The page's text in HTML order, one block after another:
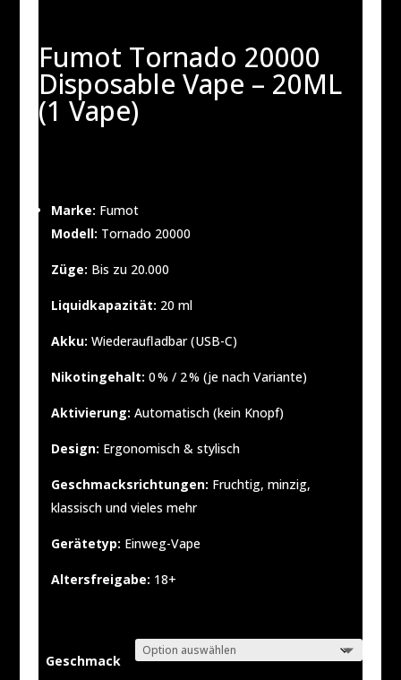
Fumot Tornado 20000
Disposable Vape – 20ML
(1 Vape)
Marke: Fumot
Modell: Tornado 20000
Züge: Bis zu 20.000
Liquidkapazität: 20 ml
Akku: Wiederaufladbar (USB-C)
Nikotingehalt: 0 % / 2 % (je nach Variante)
Aktivierung: Automatisch (kein Knopf)
Design: Ergonomisch & stylisch
Geschmacksrichtungen: Fruchtig, minzig,
klassisch und vieles mehr
Gerätetyp: Einweg-Vape
Altersfreigabe: 18+
Geschmack